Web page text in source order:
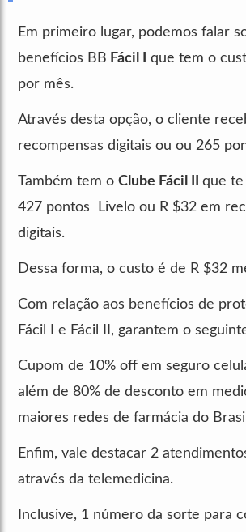
Em primeiro lugar, podemos falar
benefícios BB Fácil I
que tem o
por mês.
Através desta opção, o cliente
recompensas digitais ou ou 265
Também tem o Clube Fácil II que te
427 pontos Livelo ou R $32 em
digitais.
Dessa forma, o custo é de R $32
Com relação aos benefícios de
Fácil I e Fácil II, garantem o
Cupom de 10% off em seguro
além de 80% de desconto em
maiores redes de farmácia do
Enfim, vale destacar 2
através da telemedicina.
Inclusive, 1 número da sorte para